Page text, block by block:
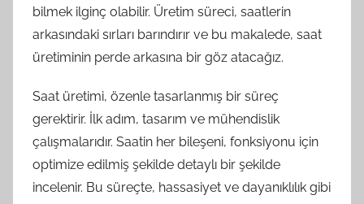
bilmek ilginç olabilir. Üretim süreci, saatlerin
arkasındaki sırları barındırır ve bu makalede, saat
üretiminin perde arkasına bir göz atacağız.
Saat üretimi, özenle tasarlanmış bir süreç
gerektirir. İlk adım, tasarım ve mühendislik
çalışmalarıdır. Saatin her bileşeni, fonksiyonu için
optimize edilmiş şekilde detaylı bir şekilde
incelenir. Bu süreçte, hassasiyet ve dayanıklılık gibi